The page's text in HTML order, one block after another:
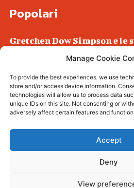
Manage Cookie
To provide the best experiences, we use
store and/or access device information.
technologies will allow us to process data
unique IDs on this site. Not consenting or
adversely affect certain features and
Accept
Deny
View
Popolari
Gretchen Dow Simpson e le
Podlech, il Cile lo ha
all’ergastolo
Era ubriaca…
© tagDiv - All rights
complete News Portal about